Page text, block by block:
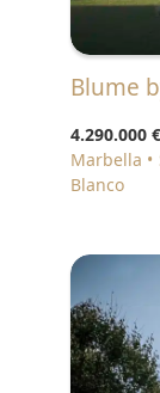
Blume
€ 4.290.000
Marbella
Blanco